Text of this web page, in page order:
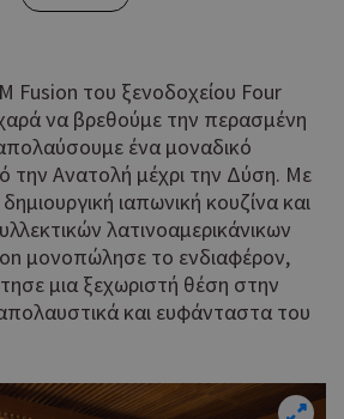
Fusion του ξενοδοχείου Four
να βρεθούμε την περασμένη
ένα μοναδικό
την Ανατολή μέχρι την Δύση. Με
ιαπωνική κουζίνα και
λατινοαμερικάνικων
μονοπώλησε το ενδιαφέρον,
μια ξεχωριστή θέση στην
και ευφάνταστα του